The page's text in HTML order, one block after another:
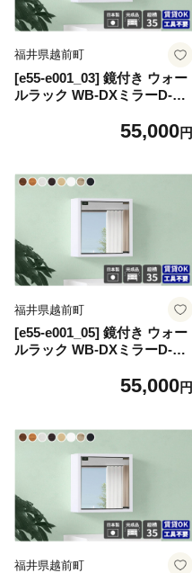
福井県越前町
[e55-e001_03] 鏡付き ウォー
ルラック WB-DXミラーD-S
で開閉できるミラー扉付き！
けラック 北欧風 木製 収納】
【カラー：ホワイトウッド】
55,000円
福井県越前町
[e55-e001_05] 鏡付き ウォー
ルラック WB-DXミラーD-S
で開閉できるミラー扉付き！
けラック 北欧風 木製 収納】
【カラー：ナチュラル】
55,000円
福井県越前町